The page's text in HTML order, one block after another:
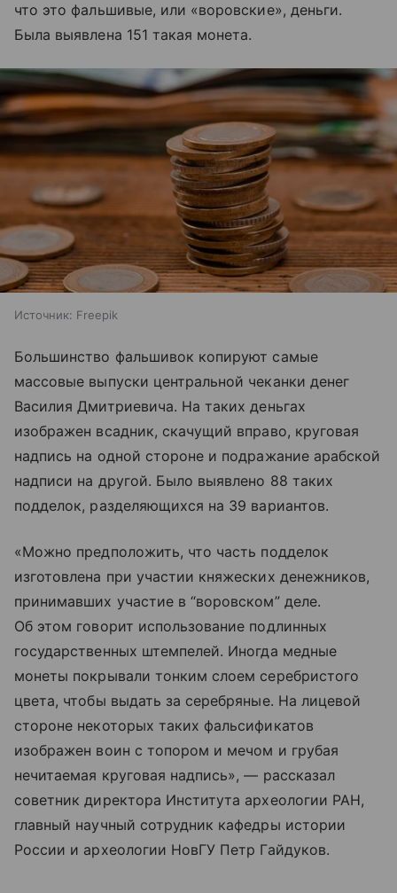
что это фальшивые, или «воровские», деньги.
Была выявлена 151 такая монета.
Источник: Freepik
Большинство фальшивок копируют самые
массовые выпуски центральной чеканки денег
Василия Дмитриевича. На таких деньгах
изображен всадник, скачущий вправо, круговая
надпись на одной стороне и подражание арабской
надписи на другой. Было выявлено 88 таких
подделок, разделяющихся на 39 вариантов.
«Можно предположить, что часть подделок
изготовлена при участии княжеских денежников,
принимавших участие в “воровском” деле.
Об этом говорит использование подлинных
государственных штемпелей. Иногда медные
монеты покрывали тонким слоем серебристого
цвета, чтобы выдать за серебряные. На лицевой
стороне некоторых таких фальсификатов
изображен воин с топором и мечом и грубая
нечитаемая круговая надпись», — рассказал
советник директора Института археологии РАН,
главный научный сотрудник кафедры истории
России и археологии НовГУ Петр Гайдуков.